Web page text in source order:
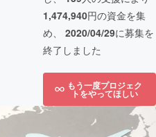
1,474,940円の資金を集
め、 2020/04/29に募集を
終了しました
もう一度プロジェク
トをやってほしい